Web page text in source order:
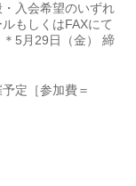
入会希望のいずれ
もしくはFAXにて
5月29日（金） 締
定［参加費＝